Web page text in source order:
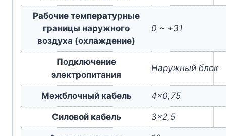
Рабочие температурные
границы наружного
воздуха (охлаждение)
0 ~ +31
Подключение
электропитания
Наружный блок
Межблочный кабель 4×0,75
Силовой кабель 3×2,5